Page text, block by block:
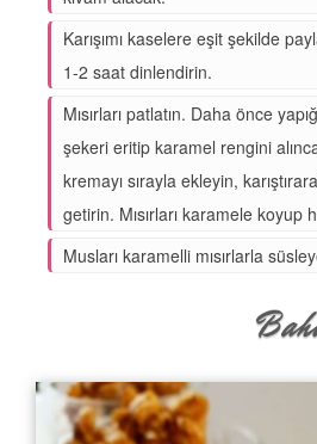
Karışımı kaselere eşit şekilde
1-2 saat dinlendirin.
Mısırları patlatın. Daha önce
şekeri eritip karamel rengini alınca
kremayı sırayla ekleyin,
getirin. Mısırları karamele koyup
Musları karamelli mısırlarla